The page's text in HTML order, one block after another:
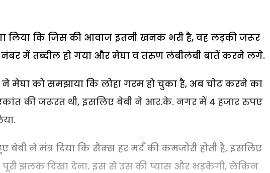
कि जिस की आवाज इतनी खनक भरी है, वह लड़की जरूर
नंबर में तब्दील हो गया और मेघा व तरुण लंबीलंबी बातें करने लगे.
को समझाया कि लोहा गरम हो चुका है, अब चोट करने का
की जरूरत थी, इसलिए बेबी ने आर.के. नगर में 4 हजार रुपए
ने मंत्र दिया कि सैक्स हर मर्द की कमजोरी होती है, इसलिए
झलक दिखा देना. इस से उस की प्यास और भड़केगी, लेकिन